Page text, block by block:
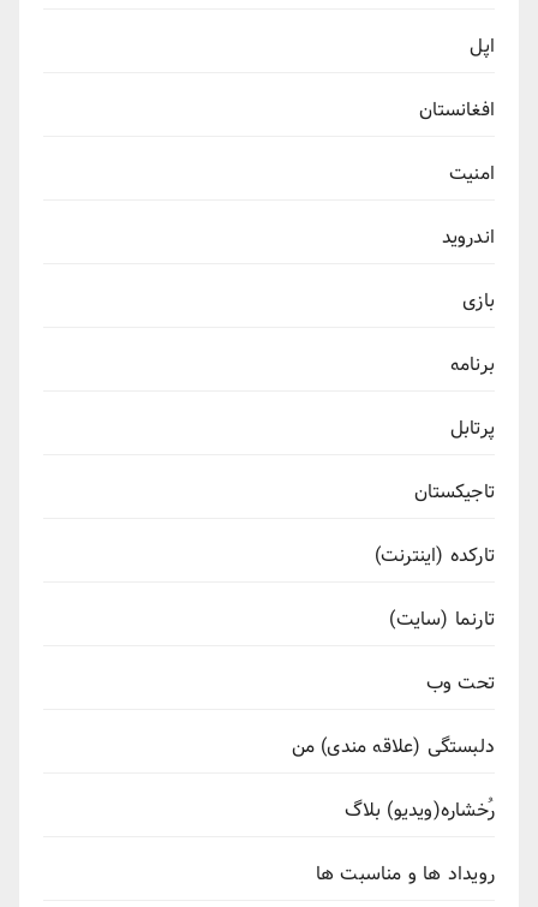
اپل
افغانستان
امنیت
اندروید
بازی
برنامه
پرتابل
تاجیکستان
تارکده (اینترنت)
تارنما (سایت)
تحت وب
دلبستگی (علاقه مندی) من
رُخشاره(ویدیو) بلاگ
رویداد ها و مناسبت ها